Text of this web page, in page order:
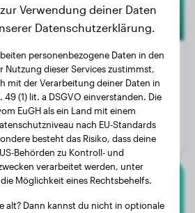
25 kg
2 Jahre, 8 Monate
Hündinn
Verwendung deiner Daten
Datenschutzerklärung.
personenbezogene Daten in den
Nutzung dieser Services zustimmst,
mit der Verarbeitung deiner Daten in
49 (1) lit. a DSGVO einverstanden. Die
EuGH als ein Land mit einem
nach EU-Standards
besteht das Risiko, dass deine
Behörden zu Kontroll- und
verarbeitet werden, unter
Möglichkeit eines Rechtsbehelfs.
alt? Dann kannst du nicht in optionale